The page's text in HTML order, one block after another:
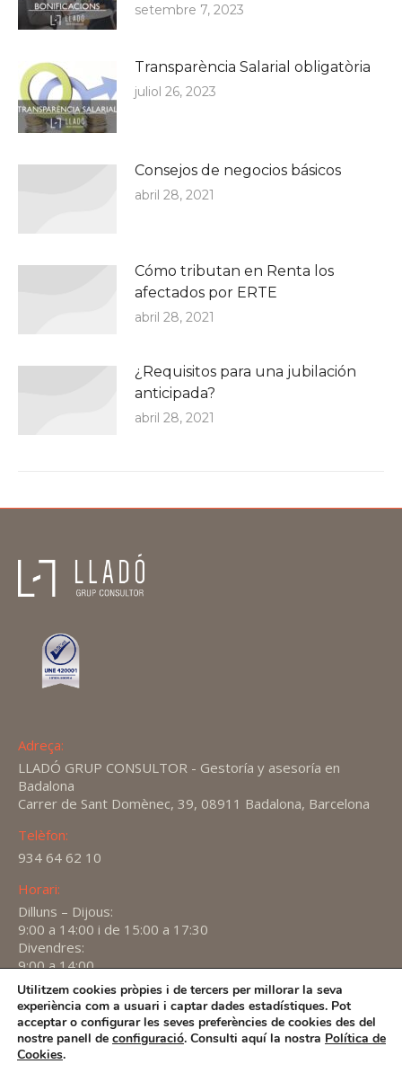
setembre 7, 2023
Transparència Salarial obligatòria
juliol 26, 2023
Consejos de negocios básicos
abril 28, 2021
Cómo tributan en Renta los
afectados por ERTE
abril 28, 2021
¿Requisitos para una jubilación
anticipada?
abril 28, 2021
Adreça:
LLADÓ GRUP CONSULTOR - Gestoría y asesoría en
Badalona
Carrer de Sant Domènec, 39, 08911 Badalona, Barcelona
Telèfon:
934 64 62 10
Horari:
Dilluns – Dijous:
9:00 a 14:00 i de 15:00 a 17:30
Divendres:
9:00 a 14:00
Find us on:
X
page
opens
YouTube
page
opens
Linkedin
page
2026 - Política de privacitat
Utilitzem cookies pròpies i de tercers per millorar la seva
experiència com a usuari i captar dades estadístiques. Pot
acceptar o configurar les seves preferències de cookies des del
nostre panell de configuració. Consulti aquí la nostra Política de
Cookies.